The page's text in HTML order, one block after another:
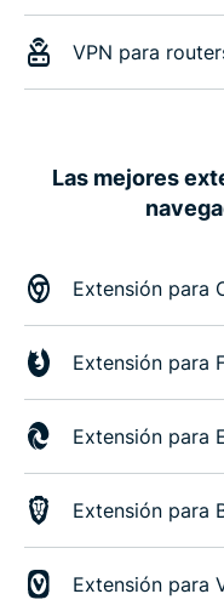
VPN para
Las mejores
Extensión para
Extensión para
Extensión para
Extensión para
Extensión para